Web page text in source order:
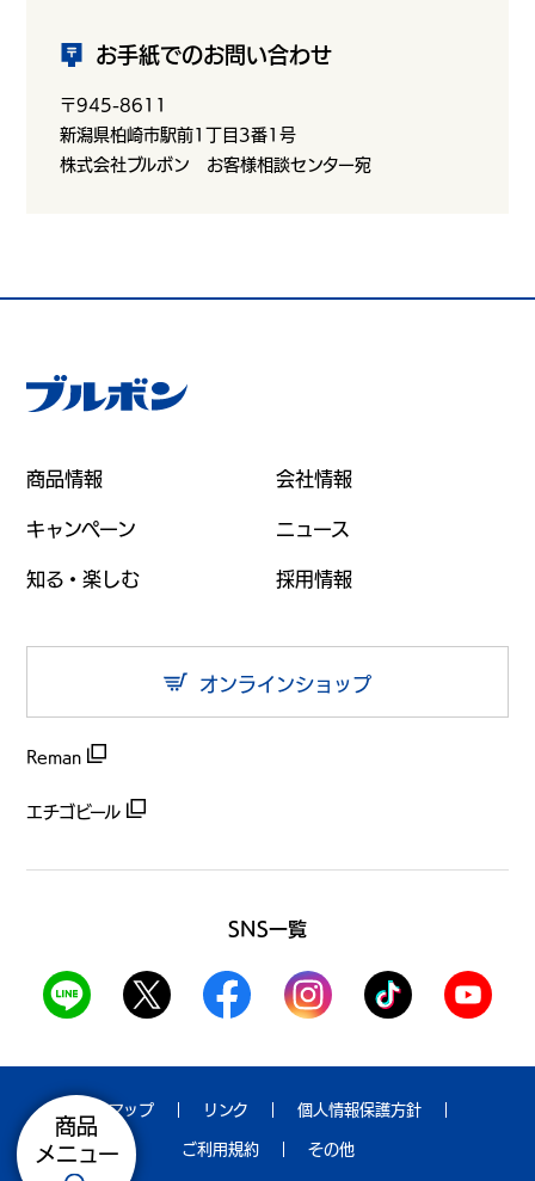
商品
メニュー
お手紙でのお問い合わせ
〒945-8611
新潟県柏崎市駅前1丁目3番1号
株式会社ブルボン お客様相談センター宛
商品情報 会社情報
キャンペーン ニュース
知る・楽しむ 採用情報
オンラインショップ
Reman
エチゴビール
SNS一覧
サイトマップ リンク 個人情報保護方針
ご利用規約 その他